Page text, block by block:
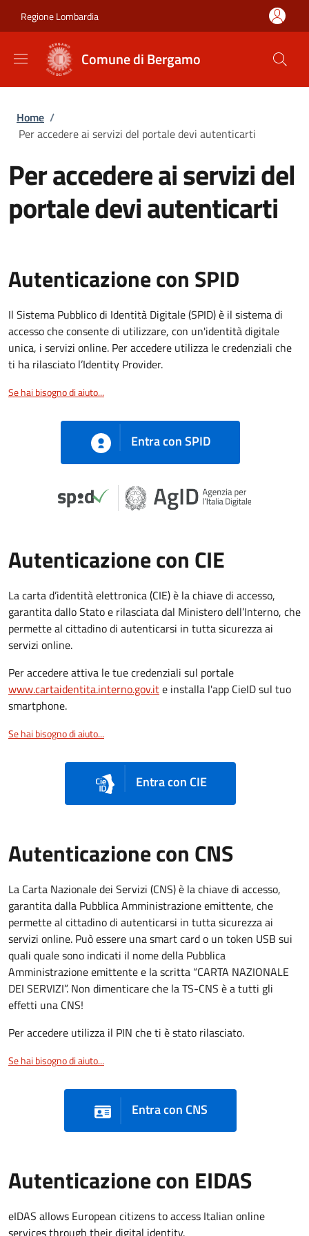
Regione Lombardia
Comune di Bergamo
Briciole di pane
Home /
Per accedere ai servizi del portale devi autenticarti
Per accedere ai servizi del
portale devi autenticarti
Autenticazione con SPID
Il Sistema Pubblico di Identità Digitale (SPID) è il sistema di
accesso che consente di utilizzare, con un'identità digitale
unica, i servizi online. Per accedere utilizza le credenziali che
ti ha rilasciato l’Identity Provider.
Se hai bisogno di aiuto...
Entra con SPID
Autenticazione con CIE
La carta d’identità elettronica (CIE) è la chiave di accesso,
garantita dallo Stato e rilasciata dal Ministero dell’Interno, che
permette al cittadino di autenticarsi in tutta sicurezza ai
servizi online.
Per accedere attiva le tue credenziali sul portale
www.cartaidentita.interno.gov.ite installa l'app CieID sul tuo
smartphone.
Se hai bisogno di aiuto...
Entra con CIE
Autenticazione con CNS
La Carta Nazionale dei Servizi (CNS) è la chiave di accesso,
garantita dalla Pubblica Amministrazione emittente, che
permette al cittadino di autenticarsi in tutta sicurezza ai
servizi online. Può essere una smart card o un token USB sui
quali quale sono indicati il nome della Pubblica
Amministrazione emittente e la scritta “CARTA NAZIONALE
DEI SERVIZI”. Non dimenticare che la TS-CNS è a tutti gli
effetti una CNS!
Per accedere utilizza il PIN che ti è stato rilasciato.
Se hai bisogno di aiuto...
Entra con CNS
Autenticazione con EIDAS
eIDAS allows European citizens to access Italian online
services through their digital identity.